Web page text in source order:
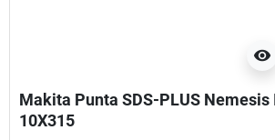
visibility
Makita Punta SDS-PLUS Nemesis
10X315